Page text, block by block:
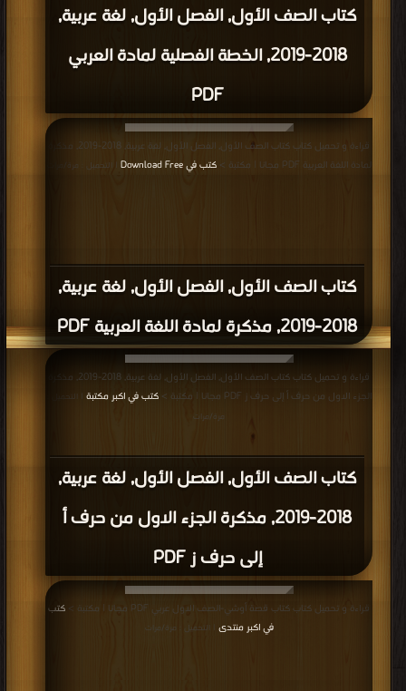
كتاب الصف الأول, الفصل الأول, لغة عربية,
2018-2019, الخطة الفصلية لمادة العربي
PDF
كتاب الصف الأول, الفصل الأول, لغة عربية,
2018-2019, مذكرة لمادة اللغة العربية PDF
قراءة و تحميل كتاب كتاب الصف الأول, الفصل الأول, لغة عربية, 2018-2019, مذكرة
لمادة اللغة العربية PDF مجانا | مكتبة >
كتب في Download Free | التحميل : مرة/مرات
كتاب الصف الأول, الفصل الأول, لغة عربية,
2018-2019, مذكرة الجزء الاول من حرف أ
إلى حرف ز PDF
قراءة و تحميل كتاب كتاب الصف الأول, الفصل الأول, لغة عربية, 2018-2019, مذكرة
الجزء الاول من حرف أ إلى حرف ز PDF مجانا | مكتبة >
كتب في اكبر مكتبة
| التحميل :
مرة/مرات
قراءة و تحميل كتاب كتاب قصة أوشي-الصف الاول عربي PDF مجانا | مكتبة >
كتب
في اكبر منتدى
| التحميل : مرة/مرات